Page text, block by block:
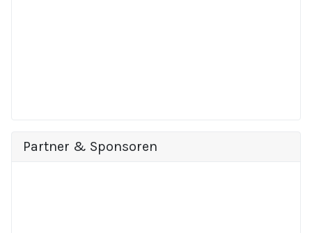
Partner & Sponsoren